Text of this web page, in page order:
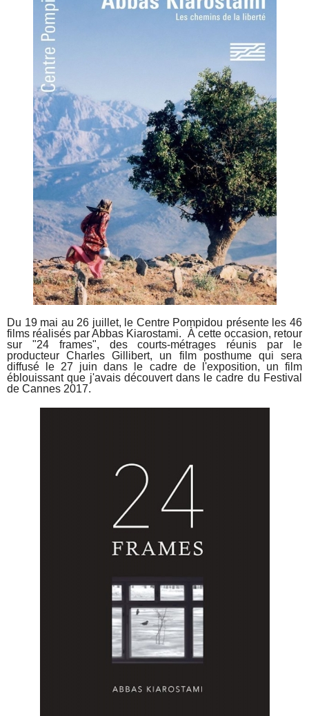
Du 19 mai au 26 juillet, le Centre Pompidou présente les 46
films réalisés par Abbas Kiarostami. À cette occasion, retour
sur "24 frames", des courts-métrages réunis par le
producteur Charles Gillibert, un film posthume qui sera
diffusé le 27 juin dans le cadre de l'exposition, un film
éblouissant que j'avais découvert dans le cadre du Festival
de Cannes 2017.